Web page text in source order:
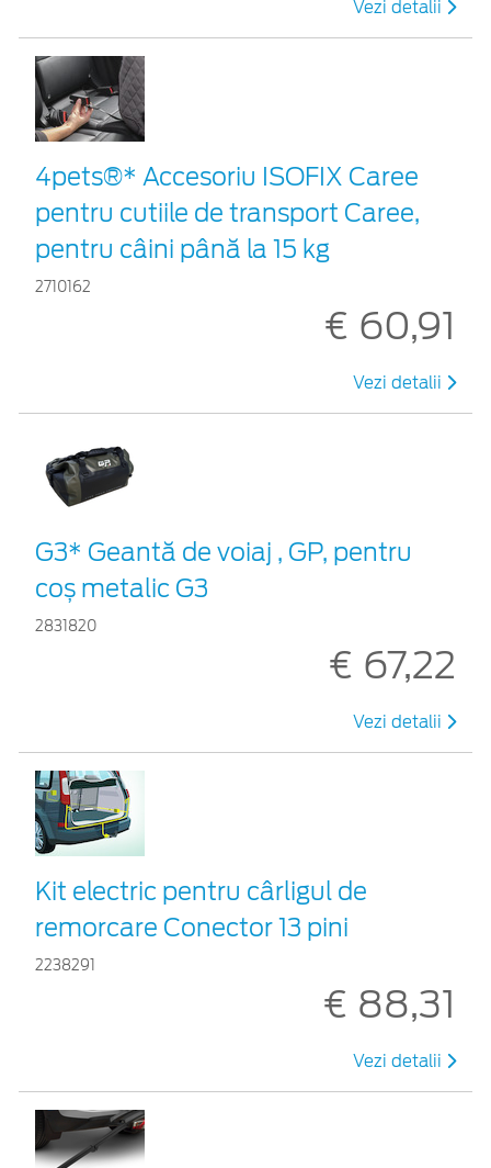
Vezi detalii
4pets®* Accesoriu ISOFIX Caree
pentru cutiile de transport Caree,
pentru câini până la 15 kg
2710162
€ 60,91
Vezi detalii
G3* Geantă de voiaj , GP, pentru
coș metalic G3
2831820
€ 67,22
Vezi detalii
Kit electric pentru cârligul de
remorcare Conector 13 pini
2238291
€ 88,31
Vezi detalii